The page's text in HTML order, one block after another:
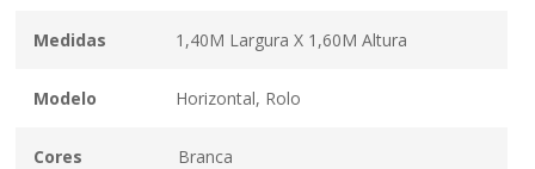
Medidas 1,40M Largura X 1,60M Altura
Modelo Horizontal, Rolo
Cores Branca